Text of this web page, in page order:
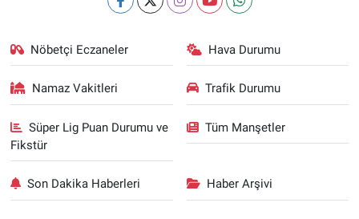
Nöbetçi Eczaneler Hava Durumu
Namaz Vakitleri Trafik Durumu
Süper Lig Puan Durumu ve
Fikstür
Tüm Manşetler
Son Dakika Haberleri Haber Arşivi